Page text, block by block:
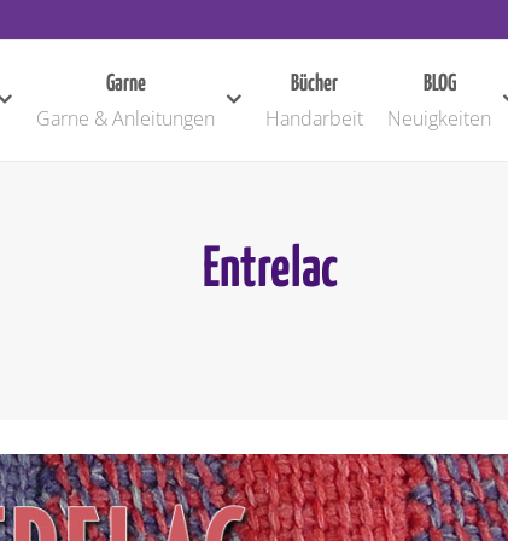
Garne
Garne & Anleitungen
Bücher
Handarbeit
BLOG
Neuigkeiten
Entrelac